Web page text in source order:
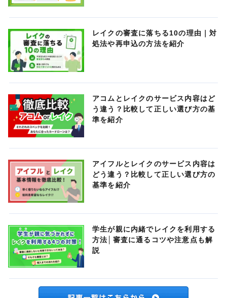
レイクの審査に落ちる10の理由｜対
処法や再申込の方法を紹介
アコムとレイクのサービス内容はど
う違う？比較して正しい選び方の基
準を紹介
アイフルとレイクのサービス内容は
どう違う？比較して正しい選び方の
基準を紹介
学生が親に内緒でレイクを利用する
方法│審査に通るコツや注意点も解
説